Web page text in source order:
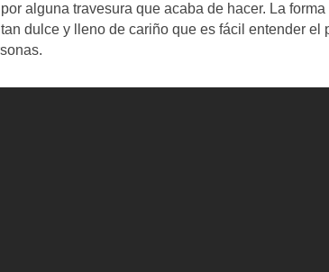
alguna travesura que acaba de hacer. La
dulce y lleno de cariño que es fácil entender el